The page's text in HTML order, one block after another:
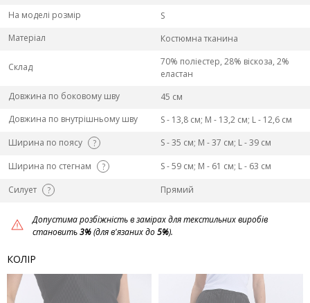
На моделі розмір
S
Матеріал
Костюмна тканина
Склад
70% поліестер, 28% віскоза, 2%
еластан
Довжина по боковому шву
45 см
Довжина по внутрішньому шву
S - 13,8 см; M - 13,2 см; L - 12,6 см
Ширина по поясу
?
S - 35 см; M - 37 см; L - 39 см
Ширина по стегнам
?
S - 59 см; M - 61 см; L - 63 см
Силует
? Прямий
Допустима розбіжність в замірах для текстильних виробів
становить3%(для в'язаних до5%).
КОЛІР